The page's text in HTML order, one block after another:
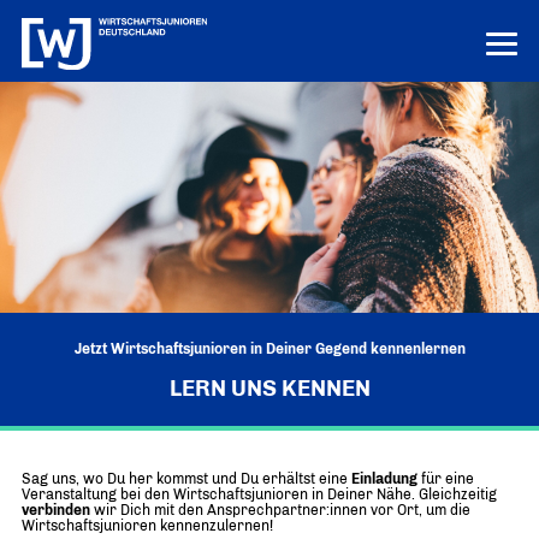
LOGIN HILFE
LERN UNS KENNEN
ÜBER UNS
Die junge Wirtschaft
MISSION UND ZIELE
Vor Ort
DAS FÜHRUNGSTEAM DES VERBANDS
Bundesgeschäftsstelle
ANSPRECHPARTNER IN BERLIN
PROJEKTE
DEUTSCHLANDS BESTE AUSBILDER
Unternehmen Vielfalt
WIRTSCHAFTSGIPFEL
Know-how-Transfer
„UNSERE POSITIONEN IM ÜBERBLICK“
Digitalisierung
Europa und die Welt
Pressemitteilungen NEWS
Aktuelles
NEWS AUS DEM VERBAND
LERN UNS KENNEN
Jetzt Wirtschaftsjunioren in Deiner Gegend kennenlernen
Sag uns, wo Du her kommst und Du erhältst eine Einladung für eine
Veranstaltung bei den Wirtschaftsjunioren in Deiner Nähe. Gleichzeitig
verbinden wir Dich mit den Ansprechpartner:innen vor Ort, um die
Wirtschaftsjunioren kennenzulernen!